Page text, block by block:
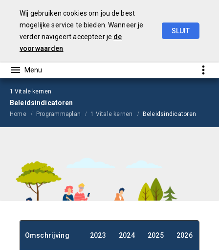
Wij gebruiken cookies om jou de best
mogelijke service te bieden. Wanneer je
verder navigeert accepteer je de
voorwaarden
SLUIT
1 Vitale kernen
Beleidsindicatoren
Home Programmaplan 1 Vitale kernen Beleidsindicatoren
Omschrijving 2023 2024 2025 2026